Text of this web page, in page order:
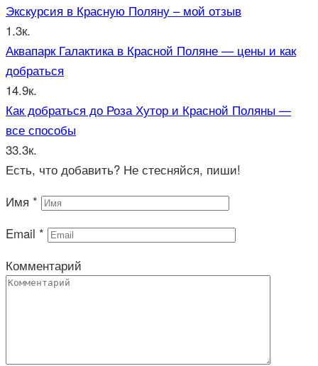
Экскурсия в Красную Поляну – мой отзыв
1.3к.
Аквапарк Галактика в Красной Поляне — цены и как
добраться
14.9к.
Как добраться до Роза Хутор и Красной Поляны —
все способы
33.3к.
Есть, что добавить? Не стесняйся, пиши!
Имя *
Email *
Комментарий